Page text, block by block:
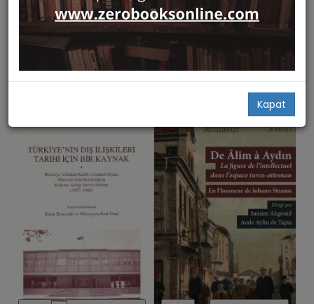
Kapat
Hızlı Bakış
The Memoirs of Maurice
Sevik: The Sevik Family Saga
Libra Kitap
106,00
Hızlı Bakış
Turk Sinemasi'nin Ilk Kadin
Oyuncusu Rozali Benliyan
Paros Yayıncılık
Burak Süme
63,00